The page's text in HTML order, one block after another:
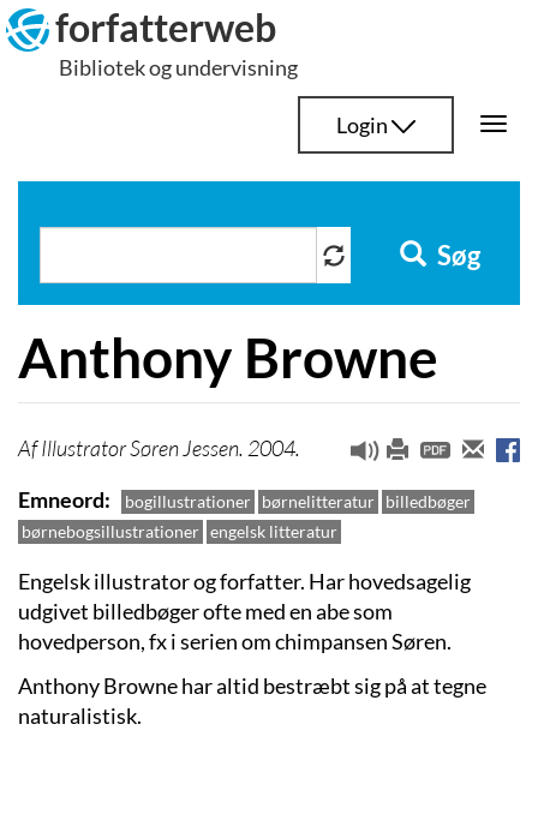
Hop
til
indhold
forfatterweb
Bibliotek og undervisning
Login
Søg
Anthony Browne
Illustrator Søren Jessen. 2004.
Emneord
bogillustrationer børnelitteratur billedbøger
børnebogsillustrationer engelsk litteratur
Engelsk illustrator og forfatter. Har hovedsagelig
udgivet billedbøger ofte med en abe som
hovedperson, fx i serien om chimpansen Søren.
Anthony Browne har altid bestræbt sig på at tegne
naturalistisk.